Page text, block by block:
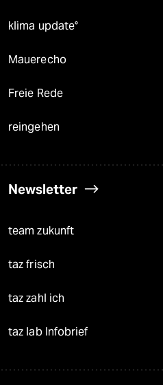
klima update°
Mauerecho
Freie Rede
reingehen
Newsletter
team zukunft
taz frisch
taz zahl ich
taz lab Infobrief